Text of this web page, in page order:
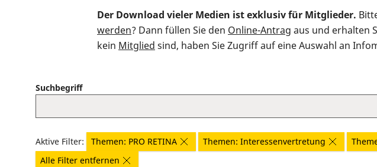
Der Download vieler Medien ist exklusiv für Mitglieder.
werden? Dann füllen Sie den Online-Antrag aus und erhalten
kein Mitglied sind, haben Sie Zugriff auf eine Auswahl an
Suchbegriff
Aktive Filter: Themen: PRO RETINA Themen: Interessenvertretung
Alle Filter entfernen